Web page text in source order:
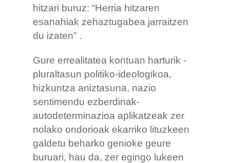
hitzari buruz: “Herria hitzaren
esanahiak zehaztugabea jarraitzen
du izaten” .
Gure errealitatea kontuan harturik -
pluraltasun politiko-ideologikoa,
hizkuntza aniztasuna, nazio
sentimendu ezberdinak-
autodeterminazioa aplikatzeak zer
nolako ondorioak ekarriko lituzkeen
galdetu beharko genioke geure
buruari, hau da, zer egingo lukeen